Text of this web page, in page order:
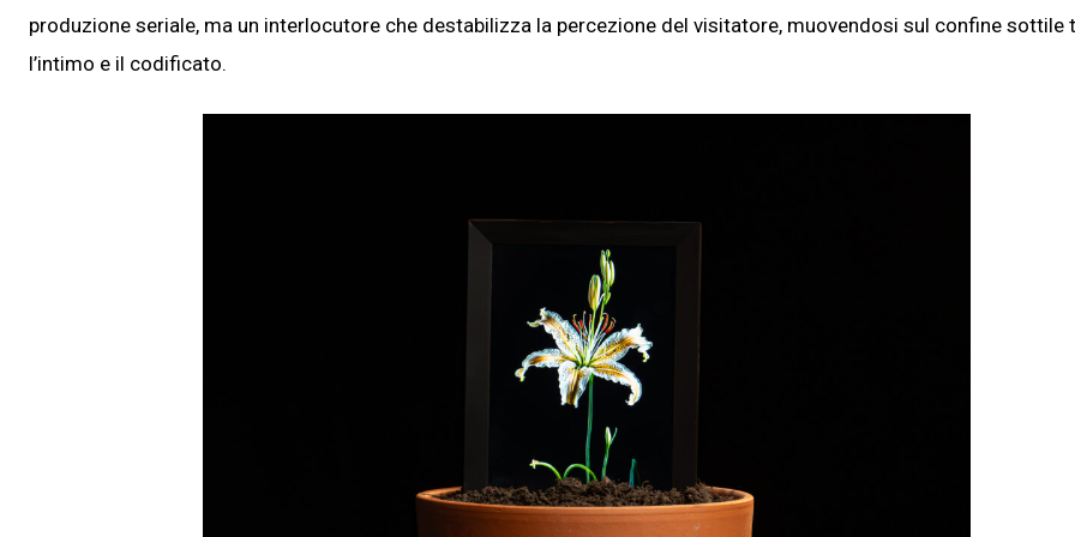
produzione seriale, ma un interlocutore che destabilizza la percezione del visitatore, muovendosi sul confine sottile
l’intimo e il codificato.